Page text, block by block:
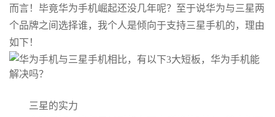
而言！毕竟华为手机崛起还没几年呢？至于说华为与三星两
个品牌之间选择谁，我个人是倾向于支持三星手机的，理由
如下！
三星的实力